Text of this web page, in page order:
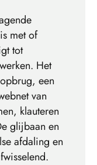
met of
tot
Het
een
van
klauteren
glijbaan en
afdaling en